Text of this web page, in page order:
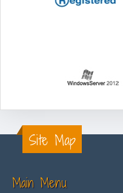
Site Map
Main Menu